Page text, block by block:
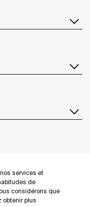
services et
de
considérons que
obtenir plus